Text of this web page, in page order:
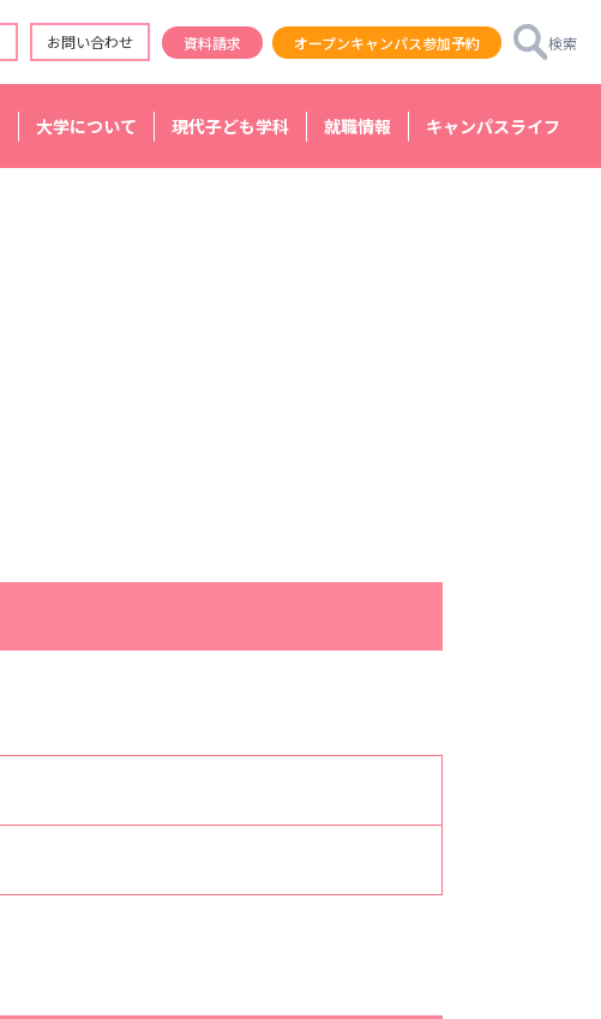
お問い合わせ 資料請求 オープンキャンパス参加予約 検索
大学について 現代子ども学科 就職情報 キャンパスライフ